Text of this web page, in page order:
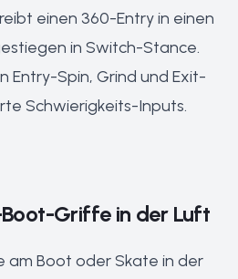
einen 360-Entry in einen
in Switch-Stance.
Entry-Spin, Grind und Exit-
Schwierigkeits-Inputs.
Griffe in der Luft
am Boot oder Skate in der